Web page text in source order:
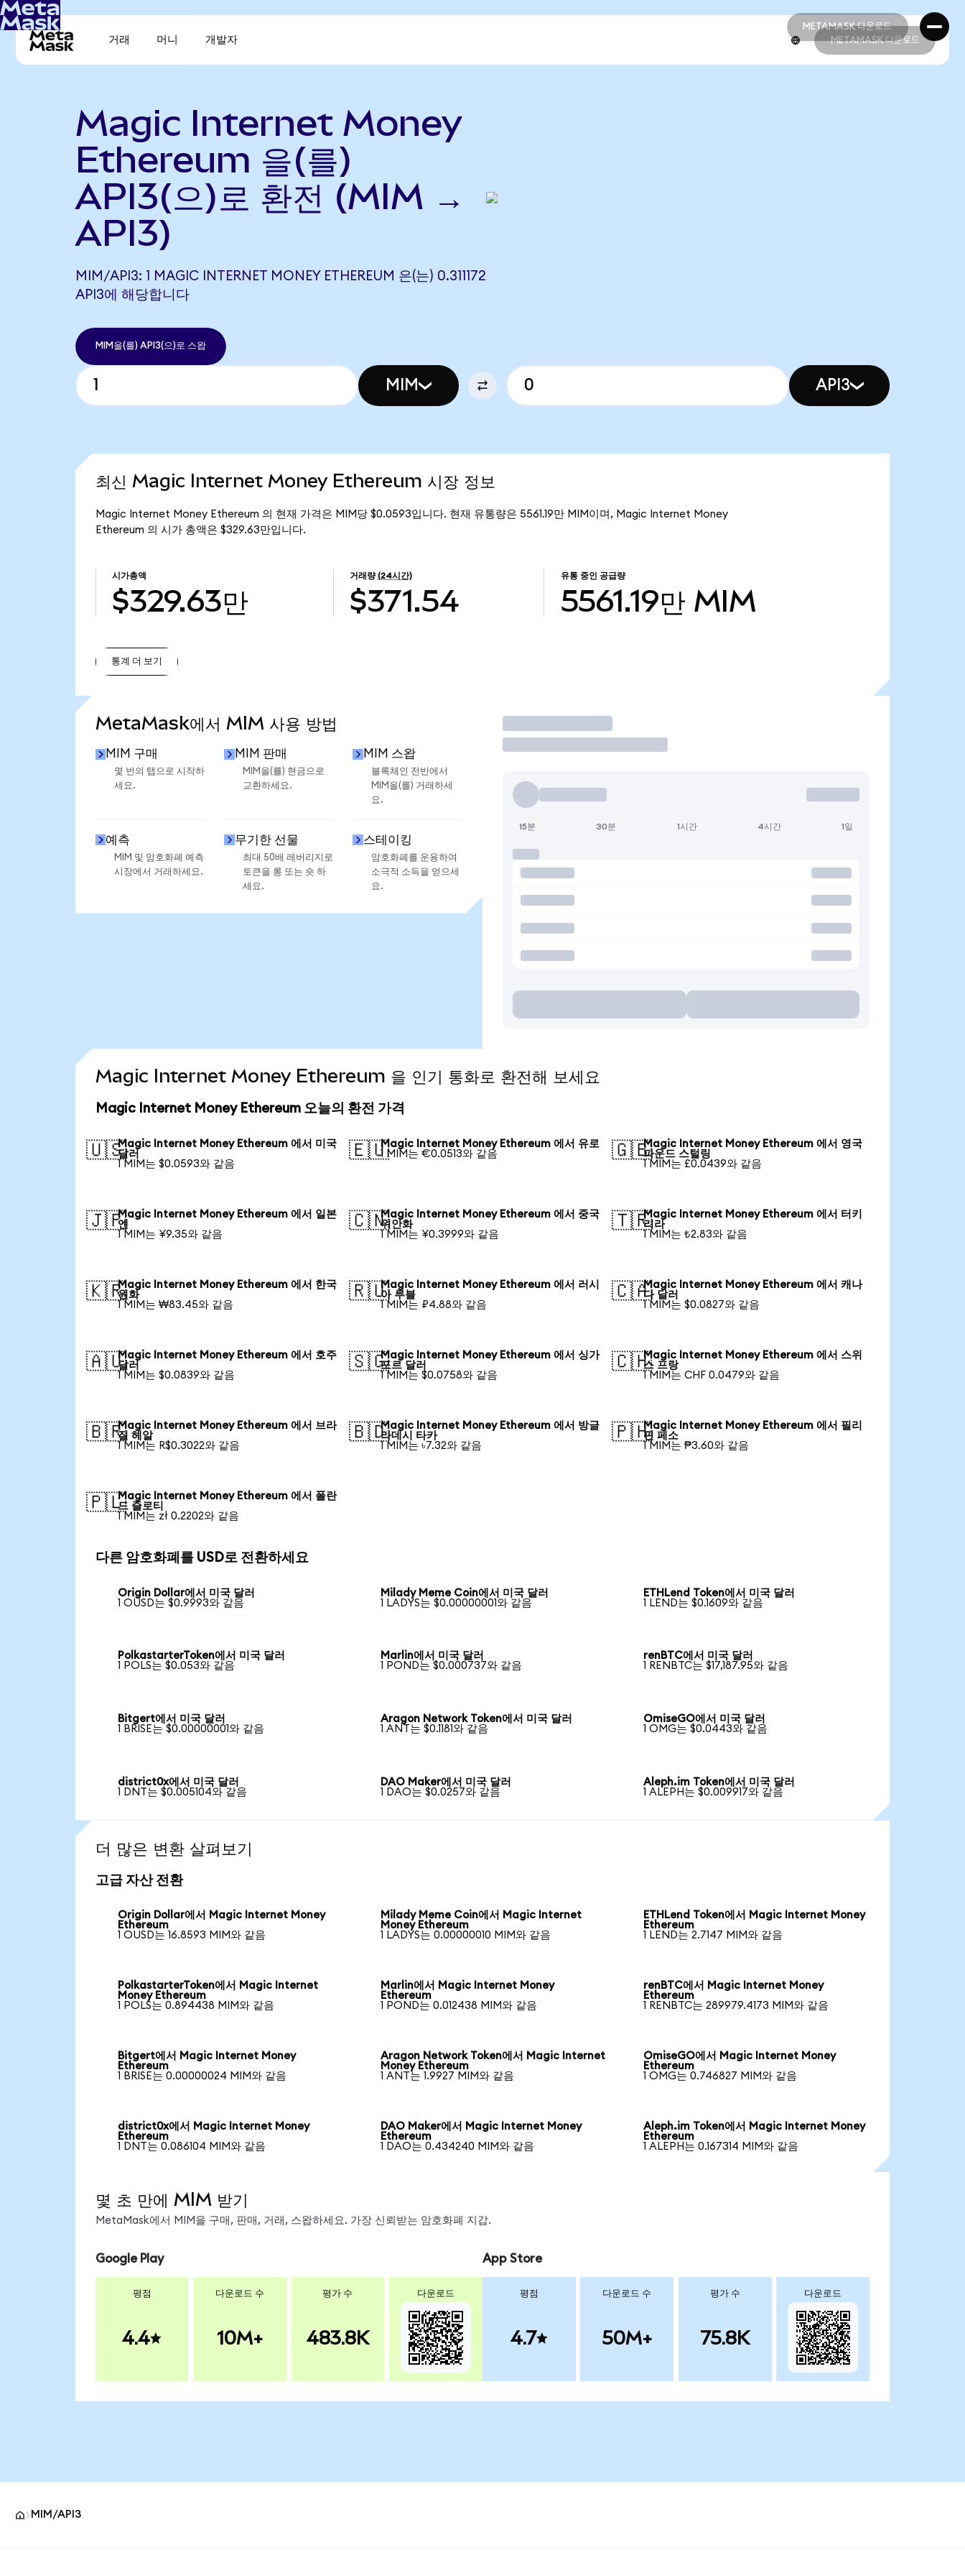
METAMASK 다운로드
METAMASK 다운로드
거래 머니 개발자 METAMASK 다운로드
Magic Internet Money
Ethereum 을(를)
API3(으)로 환전 (MIM →
API3)
MIM/API3: 1 MAGIC INTERNET MONEY ETHEREUM 은(는) 0.311172
API3에 해당합니다
MIM을(를) API3(으)로 스왑
MIM API3
최신 Magic Internet Money Ethereum 시장 정보
Magic Internet Money Ethereum 의 현재 가격은 MIM당 $0.0593입니다. 현재 유통량은 5561.19만 MIM이며, Magic Internet Money
Ethereum 의 시가 총액은 $329.63만입니다.
시가총액
$329.63만
거래량 (24시간)
$371.54
유통 중인 공급량
5561.19만 MIM
통계 더 보기
MetaMask에서 MIM 사용 방법
MIM 구매
몇 번의 탭으로 시작하
세요.
MIM 판매
MIM을(를) 현금으로
교환하세요.
MIM 스왑
블록체인 전반에서
MIM을(를) 거래하세
요.
예측
MIM 및 암호화폐 예측
시장에서 거래하세요.
무기한 선물
최대 50배 레버리지로
토큰을 롱 또는 숏 하
세요.
스테이킹
암호화폐를 운용하여
소극적 소득을 얻으세
요.
거래
15분 30분 1시간 4시간 1일
Magic Internet Money Ethereum 을 인기 통화로 환전해 보세요
Magic Internet Money Ethereum 오늘의 환전 가격
🇺🇸Magic Internet Money Ethereum 에서 미국
달러
1 MIM는 $0.0593와 같음
🇪🇺Magic Internet Money Ethereum 에서 유로
1 MIM는 €0.0513와 같음
🇬🇧Magic Internet Money Ethereum 에서 영국
파운드 스털링
1 MIM는 £0.0439와 같음
🇯🇵Magic Internet Money Ethereum 에서 일본
엔
1 MIM는 ¥9.35와 같음
🇨🇳Magic Internet Money Ethereum 에서 중국
위안화
1 MIM는 ¥0.3999와 같음
🇹🇷Magic Internet Money Ethereum 에서 터키
리라
1 MIM는 ₺2.83와 같음
🇰🇷Magic Internet Money Ethereum 에서 한국
원화
1 MIM는 ₩83.45와 같음
🇷🇺Magic Internet Money Ethereum 에서 러시
아 루블
1 MIM는 ₽4.88와 같음
🇨🇦Magic Internet Money Ethereum 에서 캐나
다 달러
1 MIM는 $0.0827와 같음
🇦🇺Magic Internet Money Ethereum 에서 호주
달러
1 MIM는 $0.0839와 같음
🇸🇬Magic Internet Money Ethereum 에서 싱가
포르 달러
1 MIM는 $0.0758와 같음
🇨🇭Magic Internet Money Ethereum 에서 스위
스 프랑
1 MIM는 CHF 0.0479와 같음
🇧🇷Magic Internet Money Ethereum 에서 브라
질 헤알
1 MIM는 R$0.3022와 같음
🇧🇩Magic Internet Money Ethereum 에서 방글
라데시 타카
1 MIM는 ৳7.32와 같음
🇵🇭Magic Internet Money Ethereum 에서 필리
핀 페소
1 MIM는 ₱3.60와 같음
🇵🇱Magic Internet Money Ethereum 에서 폴란
드 즐로티
1 MIM는 zł 0.2202와 같음
다른 암호화폐를 USD로 전환하세요
Origin Dollar에서 미국 달러
1 OUSD는 $0.9993와 같음
Milady Meme Coin에서 미국 달러
1 LADYS는 $0.00000001와 같음
ETHLend Token에서 미국 달러
1 LEND는 $0.1609와 같음
PolkastarterToken에서 미국 달러
1 POLS는 $0.053와 같음
Marlin에서 미국 달러
1 POND는 $0.000737와 같음
renBTC에서 미국 달러
1 RENBTC는 $17,187.95와 같음
Bitgert에서 미국 달러
1 BRISE는 $0.00000001와 같음
Aragon Network Token에서 미국 달러
1 ANT는 $0.1181와 같음
OmiseGO에서 미국 달러
1 OMG는 $0.0443와 같음
district0x에서 미국 달러
1 DNT는 $0.005104와 같음
DAO Maker에서 미국 달러
1 DAO는 $0.0257와 같음
Aleph.im Token에서 미국 달러
1 ALEPH는 $0.009917와 같음
더 많은 변환 살펴보기
고급 자산 전환
Origin Dollar에서 Magic Internet Money
Ethereum
1 OUSD는 16.8593 MIM와 같음
Milady Meme Coin에서 Magic Internet
Money Ethereum
1 LADYS는 0.00000010 MIM와 같음
ETHLend Token에서 Magic Internet Money
Ethereum
1 LEND는 2.7147 MIM와 같음
PolkastarterToken에서 Magic Internet
Money Ethereum
1 POLS는 0.894438 MIM와 같음
Marlin에서 Magic Internet Money
Ethereum
1 POND는 0.012438 MIM와 같음
renBTC에서 Magic Internet Money
Ethereum
1 RENBTC는 289979.4173 MIM와 같음
Bitgert에서 Magic Internet Money
Ethereum
1 BRISE는 0.00000024 MIM와 같음
Aragon Network Token에서 Magic Internet
Money Ethereum
1 ANT는 1.9927 MIM와 같음
OmiseGO에서 Magic Internet Money
Ethereum
1 OMG는 0.746827 MIM와 같음
district0x에서 Magic Internet Money
Ethereum
1 DNT는 0.086104 MIM와 같음
DAO Maker에서 Magic Internet Money
Ethereum
1 DAO는 0.434240 MIM와 같음
Aleph.im Token에서 Magic Internet Money
Ethereum
1 ALEPH는 0.167314 MIM와 같음
몇 초 만에 MIM 받기
MetaMask에서 MIM을 구매, 판매, 거래, 스왑하세요. 가장 신뢰받는 암호화폐 지갑.
Google Play
평점
4.4
다운로드 수
10M+
평가 수
483.8K
다운로드
App Store
평점
4.7
다운로드 수
50M+
평가 수
75.8K
다운로드
MIM/API3